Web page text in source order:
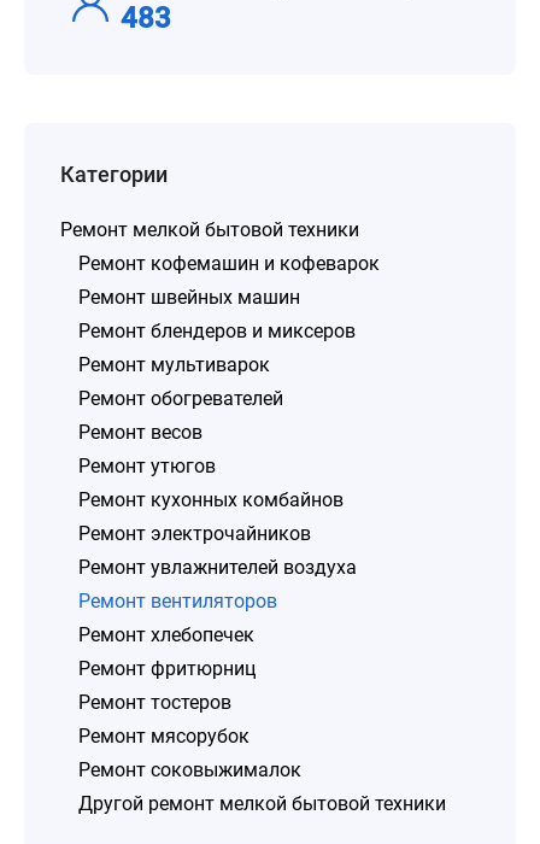
483
Категории
Ремонт мелкой бытовой техники
Ремонт кофемашин и кофеварок
Ремонт швейных машин
Ремонт блендеров и миксеров
Ремонт мультиварок
Ремонт обогревателей
Ремонт весов
Ремонт утюгов
Ремонт кухонных комбайнов
Ремонт электрочайников
Ремонт увлажнителей воздуха
Ремонт вентиляторов
Ремонт хлебопечек
Ремонт фритюрниц
Ремонт тостеров
Ремонт мясорубок
Ремонт соковыжималок
Другой ремонт мелкой бытовой техники